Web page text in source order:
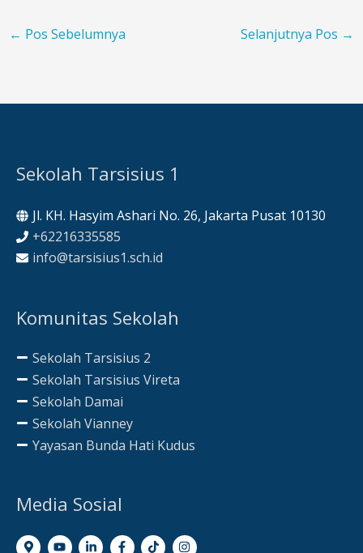
← Pos Sebelumnya Selanjutnya Pos →
Sekolah Tarsisius 1
Jl. KH. Hasyim Ashari No. 26, Jakarta Pusat 10130
+62216335585
info@tarsisius1.sch.id
Komunitas Sekolah
Sekolah Tarsisius 2
Sekolah Tarsisius Vireta
Sekolah Damai
Sekolah Vianney
Yayasan Bunda Hati Kudus
Media Sosial